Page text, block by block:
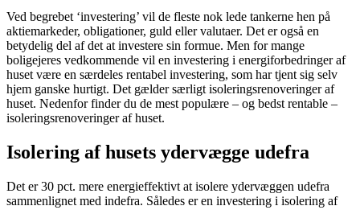
Ved begrebet ‘investering’ vil de fleste nok lede tankerne hen på
aktiemarkeder, obligationer, guld eller valutaer. Det er også en
betydelig del af det at investere sin formue. Men for mange
boligejeres vedkommende vil en investering i energiforbedringer af
huset være en særdeles rentabel investering, som har tjent sig selv
hjem ganske hurtigt. Det gælder særligt isoleringsrenoveringer af
huset. Nedenfor finder du de mest populære – og bedst rentable –
isoleringsrenoveringer af huset.
Isolering af husets ydervægge udefra
Det er 30 pct. mere energieffektivt at isolere ydervæggen udefra
sammenlignet med indefra. Således er en investering i isolering af